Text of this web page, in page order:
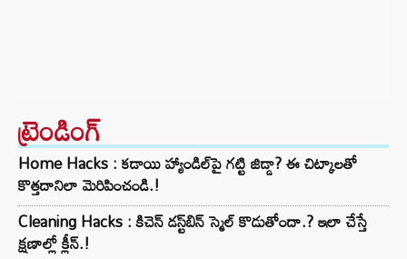
ట్రెండింగ్‌
Home Hacks : కడాయి హ్యాండిల్‌పై గట్టి జిడ్డా? ఈ చిట్కాలతో
కొత్తదానిలా మెరిపించండి.!
Cleaning Hacks : కిచెన్ డస్ట్‌బిన్ స్మెల్ కొడుతోందా.? ఇలా చేస్తే
క్షణాల్లో క్లీన్.!